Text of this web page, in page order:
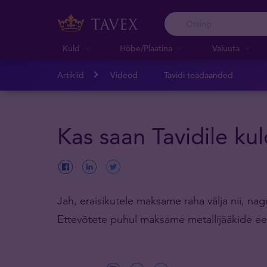
Kuld Hõbe/Plaatina Valuuta
Artiklid Videod Tavidi teadaanded
Kas saan Tavidile
Jah, eraisikutele maksame raha välja nii,
Ettevõtete puhul maksame metallijääkide